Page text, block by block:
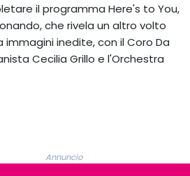
il programma Here's to You,
che rivela un altro volto
inedite, con il Coro Da
Cecilia Grillo e l'Orchestra
Annuncio